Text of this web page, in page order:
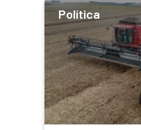
Política